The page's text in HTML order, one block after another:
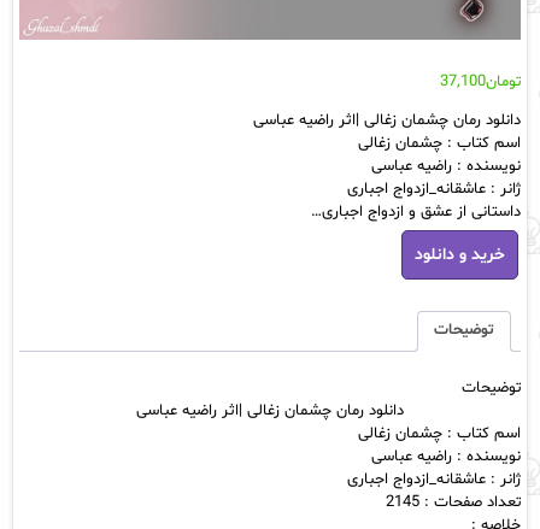
تومان37,100
دانلود رمان چشمان زغالی |اثر راضیه عباسی
اسم کتاب : چشمان زغالی
نویسنده : راضیه عباسی
ژانر : عاشقانه_ازدواج اجباری
داستانی از عشق و ازدواج اجباری…
دانلود
رمان
چشمان
اثر
عباسی
خرید و دانلود
توضیحات
توضیحات
دانلود رمان چشمان زغالی |اثر راضیه عباسی
اسم کتاب : چشمان زغالی
نویسنده : راضیه عباسی
ژانر : عاشقانه_ازدواج اجباری
تعداد صفحات : 2145